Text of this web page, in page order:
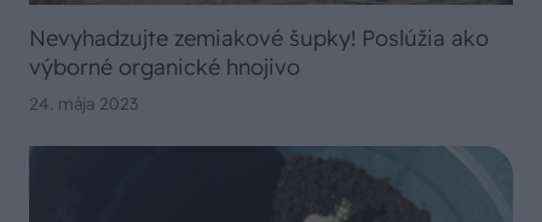
Nevyhadzujte zemiakové šupky! Poslúžia ako
výborné organické hnojivo
24. mája 2023